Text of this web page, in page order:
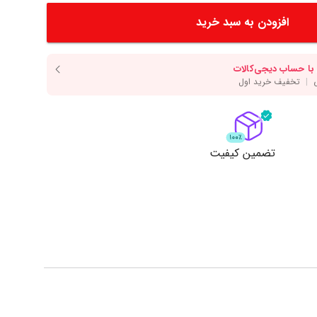
انواع روغن
نمایش همه محصولات
انواع ادویه
نمایش همه محصولات
افزودن به سبد خرید
تضمین کیفیت